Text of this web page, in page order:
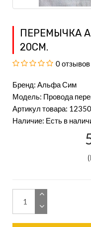
ПЕРЕМЫЧКА
20СМ.
0 отзывов
Бренд: Альфа Сим
Модель: Провода
Артикул товара:
Наличие: Есть в